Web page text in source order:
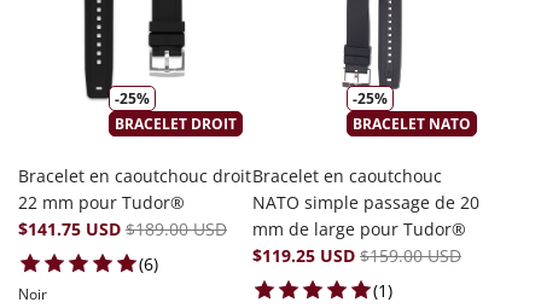
-25%
BRACELET DROIT
Bracelet en caoutchouc droit
22 mm pour Tudor®
$141.75 USD $189.00 USD
(6)6 total reviews
Noir
-25%
BRACELET NATO
Bracelet en caoutchouc
NATO simple passage de 20
mm de large pour Tudor®
$119.25 USD $159.00 USD
(1)1 total reviews